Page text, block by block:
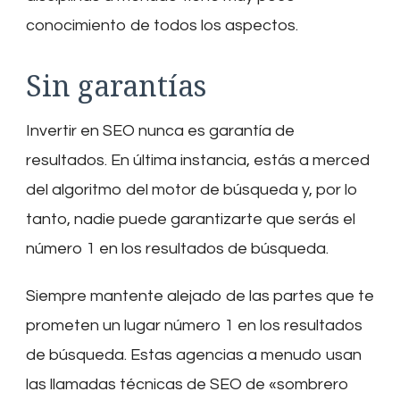
conocimiento de todos los aspectos.
Sin garantías
Invertir en SEO nunca es garantía de
resultados. En última instancia, estás a merced
del algoritmo del motor de búsqueda y, por lo
tanto, nadie puede garantizarte que serás el
número 1 en los resultados de búsqueda.
Siempre mantente alejado de las partes que te
prometen un lugar número 1 en los resultados
de búsqueda. Estas agencias a menudo usan
las llamadas técnicas de SEO de «sombrero